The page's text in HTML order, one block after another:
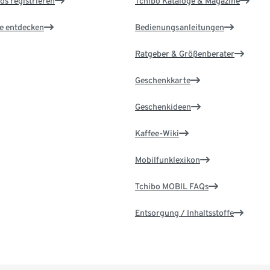
entdecken Bedienungsanleitungen
Ratgeber & Größenberater
Geschenkkarte
Geschenkideen
Kaffee-Wiki
Mobilfunklexikon
Tchibo MOBIL FAQs
Entsorgung / Inhaltsstoffe